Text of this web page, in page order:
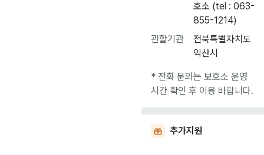
호소 (tel : 063-
855-1214)
관할기관
전북특별자치도
익산시
* 전화 문의는 보호소 운영
시간 확인 후 이용 바랍니다.
추가지원